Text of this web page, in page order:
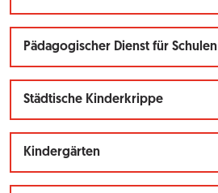
Pädagogischer Dienst für Schulen
Städtische Kinderkrippe
Kindergärten